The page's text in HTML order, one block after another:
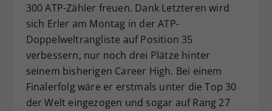
300 ATP-Zähler freuen. Dank Letzteren wird
sich Erler am Montag in der ATP-
Doppelweltrangliste auf Position 35
verbessern, nur noch drei Plätze hinter
seinem bisherigen Career High. Bei einem
Finalerfolg wäre er erstmals unter die Top 30
der Welt eingezogen und sogar auf Rang 27